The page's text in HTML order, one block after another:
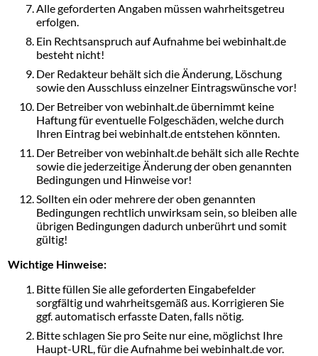
Alle geforderten Angaben müssen wahrheitsgetreu
erfolgen.
Ein Rechtsanspruch auf Aufnahme bei webinhalt.de
besteht nicht!
Der Redakteur behält sich die Änderung, Löschung
sowie den Ausschluss einzelner Eintragswünsche vor!
Der Betreiber von webinhalt.de übernimmt keine
Haftung für eventuelle Folgeschäden, welche durch
Ihren Eintrag bei webinhalt.de entstehen könnten.
Der Betreiber von webinhalt.de behält sich alle Rechte
sowie die jederzeitige Änderung der oben genannten
Bedingungen und Hinweise vor!
Sollten ein oder mehrere der oben genannten
Bedingungen rechtlich unwirksam sein, so bleiben alle
übrigen Bedingungen dadurch unberührt und somit
gültig!
Wichtige Hinweise:
Bitte füllen Sie alle geforderten Eingabefelder
sorgfältig und wahrheitsgemäß aus. Korrigieren Sie
ggf. automatisch erfasste Daten, falls nötig.
Bitte schlagen Sie pro Seite nur eine, möglichst Ihre
Haupt-URL, für die Aufnahme bei webinhalt.de vor.